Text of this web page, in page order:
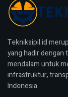
Tekniksipil.id
yang hadir dengan
mendalam untuk
infrastruktur,
Indonesia.